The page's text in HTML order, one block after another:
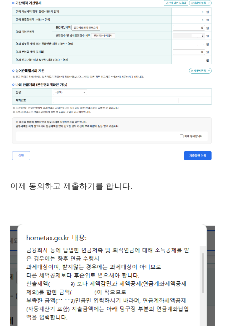
이제 동의하고 제출하기를 합니다.